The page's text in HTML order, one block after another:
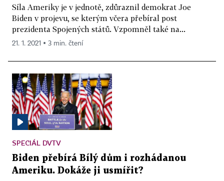
Síla Ameriky je v jednotě, zdůraznil demokrat Joe
Biden v projevu, se kterým včera přebíral post
prezidenta Spojených států. Vzpomněl také na...
21. 1. 2021 ▪ 3 min. čtení
SPECIÁL DVTV
Biden přebírá Bílý dům i rozhádanou
Ameriku. Dokáže ji usmířit?